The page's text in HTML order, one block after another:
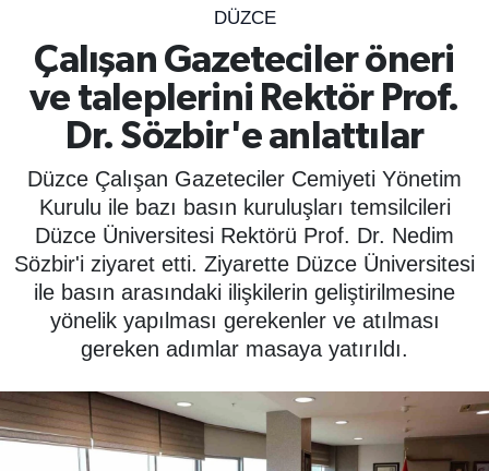
DÜZCE
Çalışan Gazeteciler öneri
ve taleplerini Rektör Prof.
Dr. Sözbir'e anlattılar
Düzce Çalışan Gazeteciler Cemiyeti Yönetim
Kurulu ile bazı basın kuruluşları temsilcileri
Düzce Üniversitesi Rektörü Prof. Dr. Nedim
Sözbir'i ziyaret etti. Ziyarette Düzce Üniversitesi
ile basın arasındaki ilişkilerin geliştirilmesine
yönelik yapılması gerekenler ve atılması
gereken adımlar masaya yatırıldı.
ÇEVRE
YAŞAM
BİLİM - TEKNOLOJİ
KADIN
KÜLTÜR SANAT